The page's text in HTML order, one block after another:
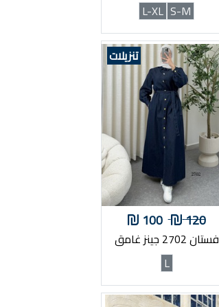
S-M
L-XL
تنزيلات
120
100
فستان 2702 جينز غامق
L